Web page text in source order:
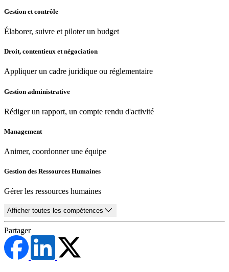
Gestion et contrôle
Élaborer, suivre et piloter un budget
Droit, contentieux et négociation
Appliquer un cadre juridique ou réglementaire
Gestion administrative
Rédiger un rapport, un compte rendu d'activité
Management
Animer, coordonner une équipe
Gestion des Ressources Humaines
Gérer les ressources humaines
Afficher toutes les compétences
Partager